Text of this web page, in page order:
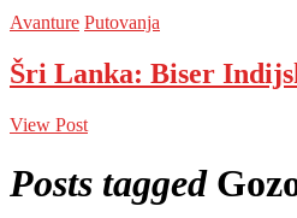
Avanture Putovanja
Šri Lanka: Biser
View Post
Posts tagged